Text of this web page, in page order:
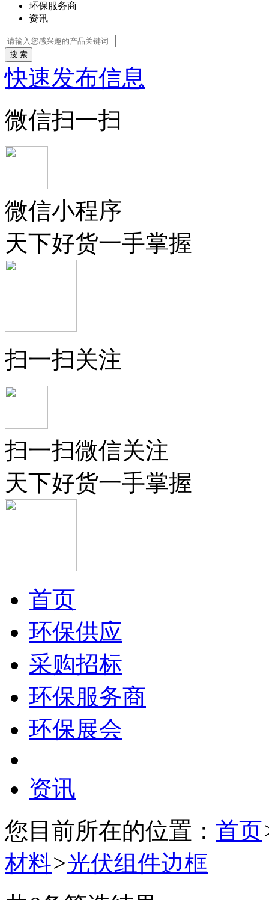
环保服务商
资讯
搜 索
快速发布信息
微信扫一扫
微信小程序
天下好货一手掌握
扫一扫关注
扫一扫微信关注
天下好货一手掌握
首页
环保供应
采购招标
环保服务商
环保展会
资讯
您目前所在的位置： 首页
材料>光伏组件边框